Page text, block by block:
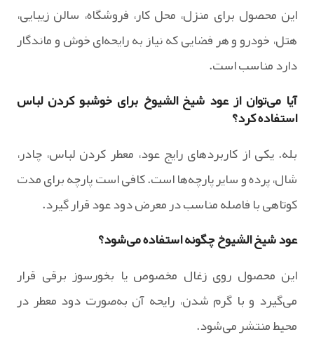
این محصول برای منزل، محل کار، فروشگاه، سالن زیبایی،
هتل، خودرو و هر فضایی که نیاز به رایحه‌ای خوش و ماندگار
دارد مناسب است.
آیا می‌توان از عود شیخ الشیوخ برای خوشبو کردن لباس
استفاده کرد؟
بله. یکی از کاربردهای رایج عود، معطر کردن لباس، چادر،
شال، پرده و سایر پارچه‌ها است. کافی است پارچه برای مدت
کوتاهی با فاصله مناسب در معرض دود عود قرار گیرد.
عود شیخ الشیوخ چگونه استفاده می‌شود؟
این محصول روی زغال مخصوص یا بخورسوز برقی قرار
می‌گیرد و با گرم شدن، رایحه آن به‌صورت دود معطر در
محیط منتشر می‌شود.